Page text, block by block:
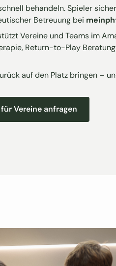
behandeln. Spieler
Betreuung bei
Vereine und Teams im
Return-to-Play
auf den Platz bringen –
anfragen
Vereine anfragen